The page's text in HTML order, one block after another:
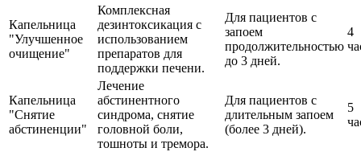
Капельница
"Улучшенное
очищение"
Комплексная
дезинтоксикация с
использованием
препаратов для
поддержки печени.
Для пациентов с
запоем
продолжительностью
до 3 дней.
4
Капельница
"Снятие
абстиненции"
Лечение
абстинентного
синдрома, снятие
головной боли,
тошноты и тремора.
Для пациентов с
длительным запоем
(более 3 дней).
5